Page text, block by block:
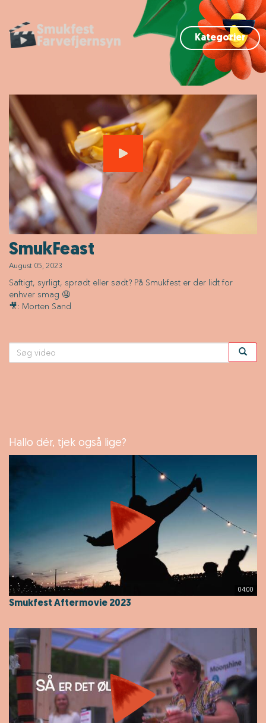
Kategorier
SmukFeast
August 05, 2023
Saftigt, syrligt, sprødt eller sødt? På Smukfest er der lidt for
enhver smag 🤤
🎥: Morten Sand
Hallo dér, tjek også lige?
04:00
Smukfest Aftermovie 2023